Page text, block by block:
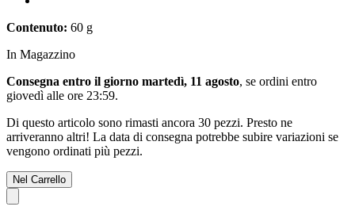
Contenuto: 60 g
In Magazzino
Consegna entro il giorno martedì, 11 agosto, se ordini entro
giovedì alle ore 23:59.
Di questo articolo sono rimasti ancora 30 pezzi. Presto ne
arriveranno altri! La data di consegna potrebbe subire variazioni se
vengono ordinati più pezzi.
Nel Carrello